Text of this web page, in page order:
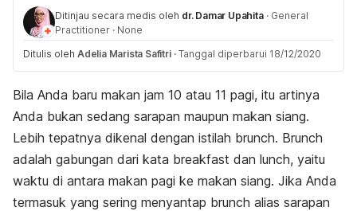
Ditinjau secara medis oleh dr. Damar Upahita · General
Practitioner · None
Ditulis oleh Adelia Marista Safitri · Tanggal diperbarui 18/12/2020
Bila Anda baru makan jam 10 atau 11 pagi, itu artinya
Anda bukan sedang sarapan maupun makan siang.
Lebih tepatnya dikenal dengan istilah brunch. Brunch
adalah gabungan dari kata breakfast dan lunch, yaitu
waktu di antara makan pagi ke makan siang. Jika Anda
termasuk yang sering menyantap brunch alias sarapan